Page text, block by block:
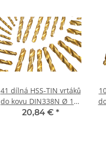
41 dílná HSS-TIN vrtáků
do kovu DIN338N Ø 1-5
mm (0,1)
20,84 € *